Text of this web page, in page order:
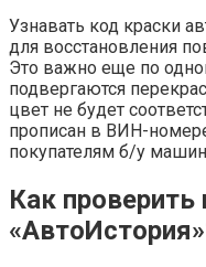
Узнавать код краски
для восстановления
Это важно еще по
подвергаются
цвет не будет
прописан в ВИН-
покупателям б/у
Как проверить